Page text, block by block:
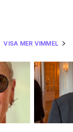
VISA MER VIMMEL